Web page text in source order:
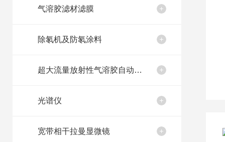
气溶胶滤材滤膜
除氡机及防氡涂料
超大流量放射性气溶胶自动取样装置
光谱仪
宽带相干拉曼显微镜